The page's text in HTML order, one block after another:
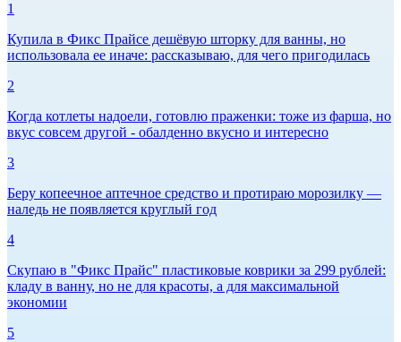
1
Купила в Фикс Прайсе дешёвую шторку для ванны, но
использовала ее иначе: рассказываю, для чего пригодилась
2
Когда котлеты надоели, готовлю праженки: тоже из фарша, но
вкус совсем другой - обалденно вкусно и интересно
3
Беру копеечное аптечное средство и протираю морозилку —
наледь не появляется круглый год
4
Скупаю в "Фикс Прайс" пластиковые коврики за 299 рублей:
кладу в ванну, но не для красоты, а для максимальной
экономии
5